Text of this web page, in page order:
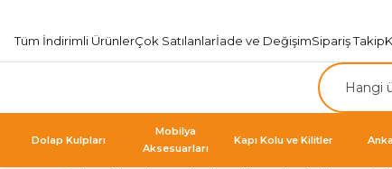
Tüm İndirimli ÜrünlerÇok Satılanlarİade ve DeğişimSipariş Takip
Dolap Kulpları
Mobilya
Aksesuarları
Kapı Kolu ve Kilitler